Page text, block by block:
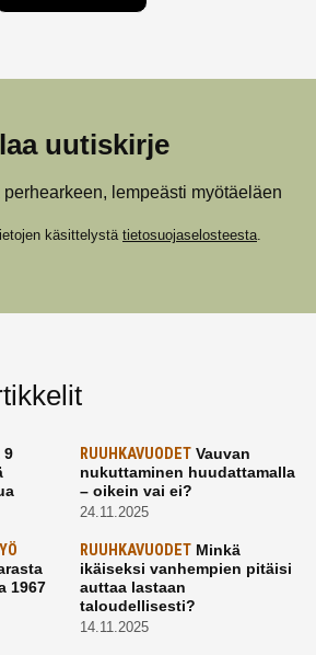
uutiskirje
lempeästi myötäeläen
käsittelystä tietosuojaselosteesta.
9
RUUHKAVUODETVauvan
nukuttaminen huudattamalla
– oikein vai ei?
24.11.2025
1967
RUUHKAVUODETMinkä
ikäiseksi vanhempien pitäisi
auttaa lastaan
taloudellisesti?
14.11.2025